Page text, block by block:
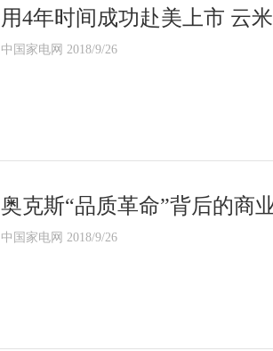
用4年时间成功赴美上市 云
中国家电网 2018/9/26
奥克斯“品质革命”背后的商
中国家电网 2018/9/26